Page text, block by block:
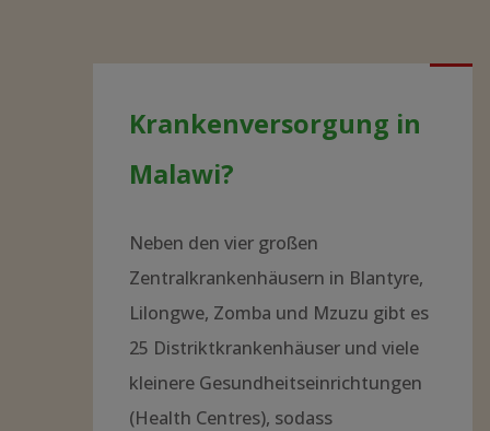
Krankenversorgung in
Malawi?
Neben den vier großen
Zentralkrankenhäusern in Blantyre,
Lilongwe, Zomba und Mzuzu gibt es
25 Distriktkrankenhäuser und viele
kleinere Gesundheitseinrichtungen
(Health Centres), sodass